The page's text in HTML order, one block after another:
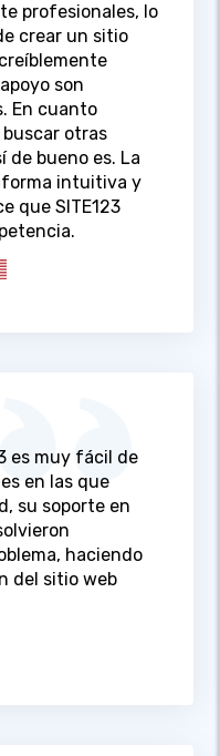
profesionales, lo
crear un sitio
son
En cuanto
buscar otras
de bueno es. La
intuitiva y
que SITE123
es muy fácil de
en las que
su soporte en
haciendo
del sitio web